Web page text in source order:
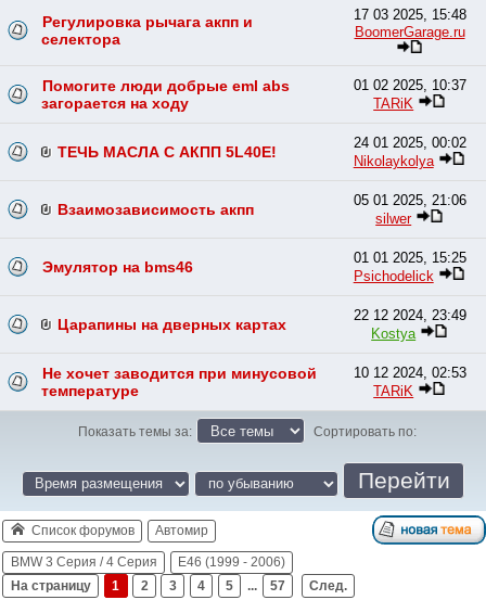
Регулировка рычага акпп и
селектора
17 03 2025, 15:48
BoomerGarage.ru
Помогите люди добрые eml abs
загорается на ходу
01 02 2025, 10:37
TARiK
ТЕЧЬ МАСЛА С АКПП 5L40E!
24 01 2025, 00:02
Nikolaykolya
Взаимозависимость акпп
05 01 2025, 21:06
silwer
Эмулятор на bms46
01 01 2025, 15:25
Psichodelick
Царапины на дверных картах
22 12 2024, 23:49
Kostya
Не хочет заводится при минусовой
температуре
10 12 2024, 02:53
TARiK
Показать темы за: Сортировать по:
Список форумов Автомир
BMW 3 Серия / 4 Серия
E46 (1999 - 2006)
На страницу
1 2 3 4 5 ... 57 След.